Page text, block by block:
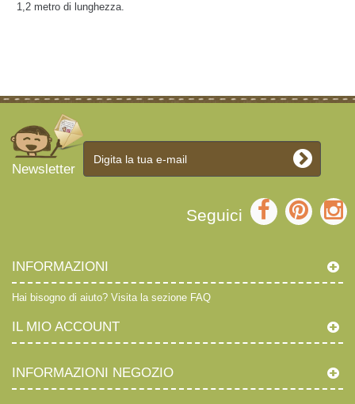
1,2 metro di lunghezza.
Newsletter
Seguici
INFORMAZIONI
Hai bisogno di aiuto? Visita la sezione FAQ
IL MIO ACCOUNT
INFORMAZIONI NEGOZIO